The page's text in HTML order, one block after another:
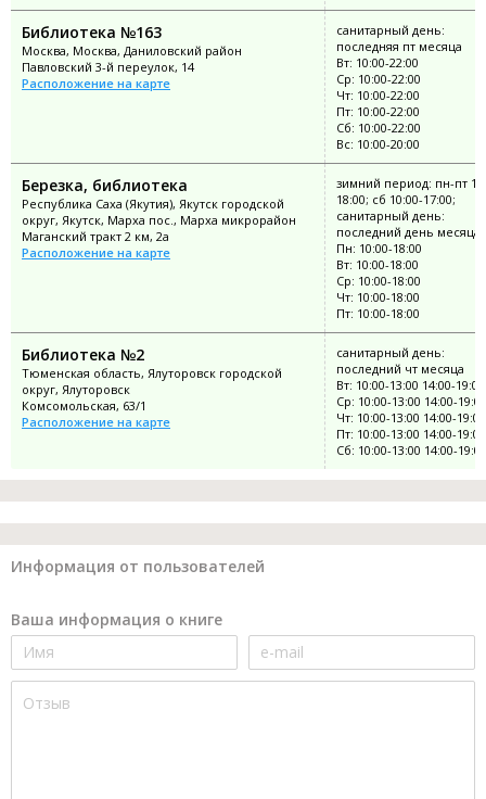
Библиотека №163
Москва, Москва, Даниловский район
Павловский 3-й переулок, 14
Расположение на карте
санитарный день:
последняя пт месяца
Вт: 10:00-22:00
Ср: 10:00-22:00
Чт: 10:00-22:00
Пт: 10:00-22:00
Сб: 10:00-22:00
Вс: 10:00-20:00
Березка, библиотека
Республика Саха (Якутия), Якутск городской
округ, Якутск, Марха пос., Марха микрорайон
Маганский тракт 2 км, 2а
Расположение на карте
зимний период: пн-пт
18:00; сб 10:00-17:00;
санитарный день:
последний день месяца
Пн: 10:00-18:00
Вт: 10:00-18:00
Ср: 10:00-18:00
Чт: 10:00-18:00
Пт: 10:00-18:00
Библиотека №2
Тюменская область, Ялуторовск городской
округ, Ялуторовск
Комсомольская, 63/1
Расположение на карте
санитарный день:
последний чт месяца
Вт: 10:00-13:00 14:00-19:00
Ср: 10:00-13:00 14:00-19:00
Чт: 10:00-13:00 14:00-19:00
Пт: 10:00-13:00 14:00-19:00
Сб: 10:00-13:00 14:00-19:00
Информация от пользователей
Ваша информация о книге